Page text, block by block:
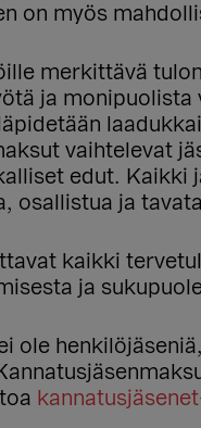
on myös
merkittävä
ja monipuolista
vaihtelevat
edut. Kaikki
osallistua ja
kaikki
ja
ole